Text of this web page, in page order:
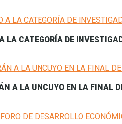
LA CATEGORÍA DE
A LA UNCUYO EN LA FINAL